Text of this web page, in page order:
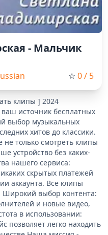
- Мальчик
☆ 0/ 5
клипы ] 2024
источник бесплатных
выбор музыкальных
хитов до классики.
только смотреть клипы
устройство без каких-
нашего сервиса:
скрытых платежей
аккаунта. Все клипы
Широкий выбор контента:
и новые видео,
в использовании:
позволяет легко находить